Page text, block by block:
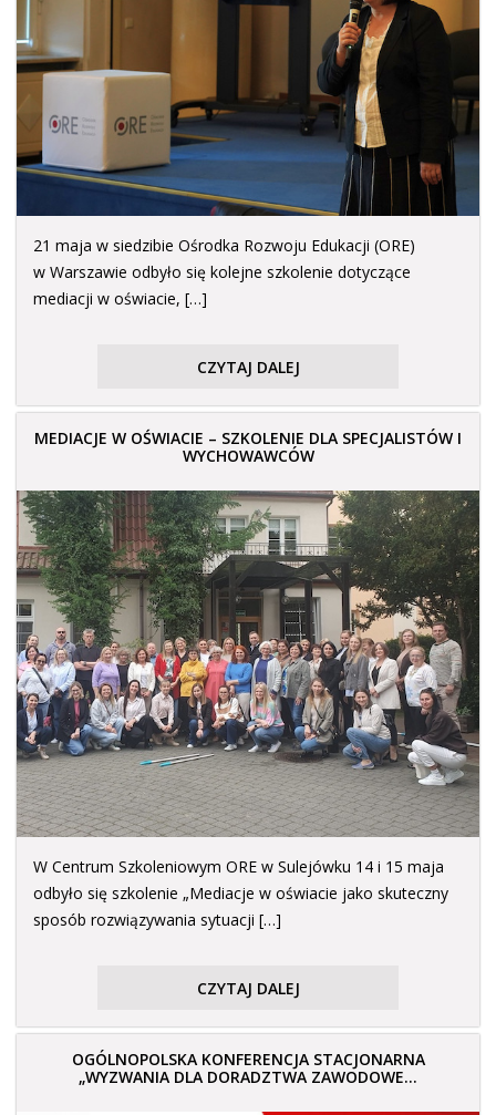
21 maja w siedzibie Ośrodka Rozwoju Edukacji (ORE)
w Warszawie odbyło się kolejne szkolenie dotyczące
mediacji w oświacie, […]
CZYTAJ DALEJ
MEDIACJE W OŚWIACIE – SZKOLENIE DLA SPECJALISTÓW I
WYCHOWAWCÓW
W Centrum Szkoleniowym ORE w Sulejówku 14 i 15 maja
odbyło się szkolenie „Mediacje w oświacie jako skuteczny
sposób rozwiązywania sytuacji […]
CZYTAJ DALEJ
OGÓLNOPOLSKA KONFERENCJA STACJONARNA
„WYZWANIA DLA DORADZTWA ZAWODOWE...